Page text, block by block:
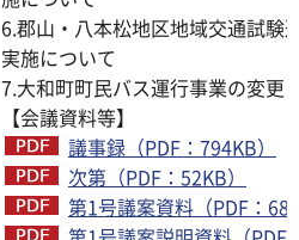
6.郡山・八本松地区地域交通試験
実施について
7.大和町町民バス運行事業の変更
【会議資料等】
議事録（PDF：794KB）
次第（PDF：52KB）
第1号議案資料（PDF：